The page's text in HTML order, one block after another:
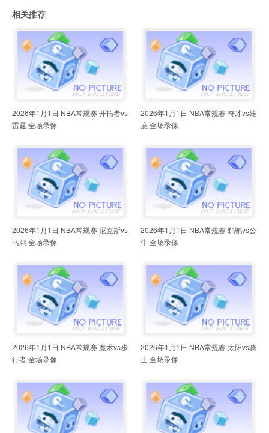
相关推荐
2026年1月1日 NBA常规赛 开拓者vs
雷霆 全场录像
2026年1月1日 NBA常规赛 奇才vs雄
鹿 全场录像
2026年1月1日 NBA常规赛 尼克斯vs
马刺 全场录像
2026年1月1日 NBA常规赛 鹈鹕vs公
牛 全场录像
2026年1月1日 NBA常规赛 魔术vs步
行者 全场录像
2026年1月1日 NBA常规赛 太阳vs骑
士 全场录像